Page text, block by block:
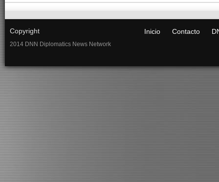
Copyright
2014 DNN Diplomatics News Network
Inicio Contacto